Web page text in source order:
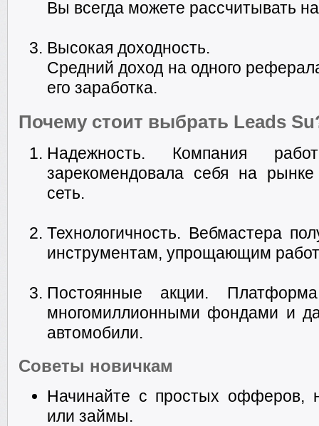
Вы всегда можете рассчитывать
Высокая доходность.
Средний доход на одного
его заработка.
Почему стоит выбрать Leads
Надежность. Компания
зарекомендовала себя на
сеть.
Технологичность. Вебмастера
инструментам, упрощающим
Постоянные акции.
многомиллионными фондами и
автомобили.
Советы новичкам
Начинайте с простых офферов,
или займы.